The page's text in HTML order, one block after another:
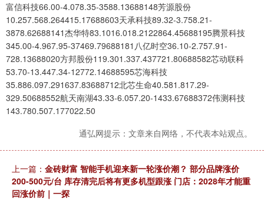
富信科技66.00-4.078.35-3588.13688148芳源股份
10.257.568.264415.17688603天承科技89.32-3.758.21-
3878.62688141杰华特83.1016.018.2122864.45688195腾景科技
345.00-4.967.95-37469.79688181八亿时空36.10-2.757.91-
728.13688020方邦股份119.301.337.437721.80688582芯动联科
53.70-13.447.34-12772.14688595芯海科技
35.886.097.291637.83688712北芯生命40.581.817.29-
329.50688552航天南湖43.33-6.057.20-1433.67688372伟测科技
143.780.507.177022.50
通弘网提示：文章来自网络，不代表本站观点。
上一篇： 金砖财富 智能手机迎来新一轮涨价潮？ 部分品牌涨价
200-500元/台 库存清完后将有更多机型跟涨 门店：2028年才能重
回涨价前｜一探